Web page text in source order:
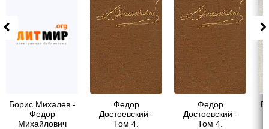
Борис Михалев -
Федор
Михайлович
Федор
Достоевский -
Том 4.
Федор
Достоевский -
Том 4.